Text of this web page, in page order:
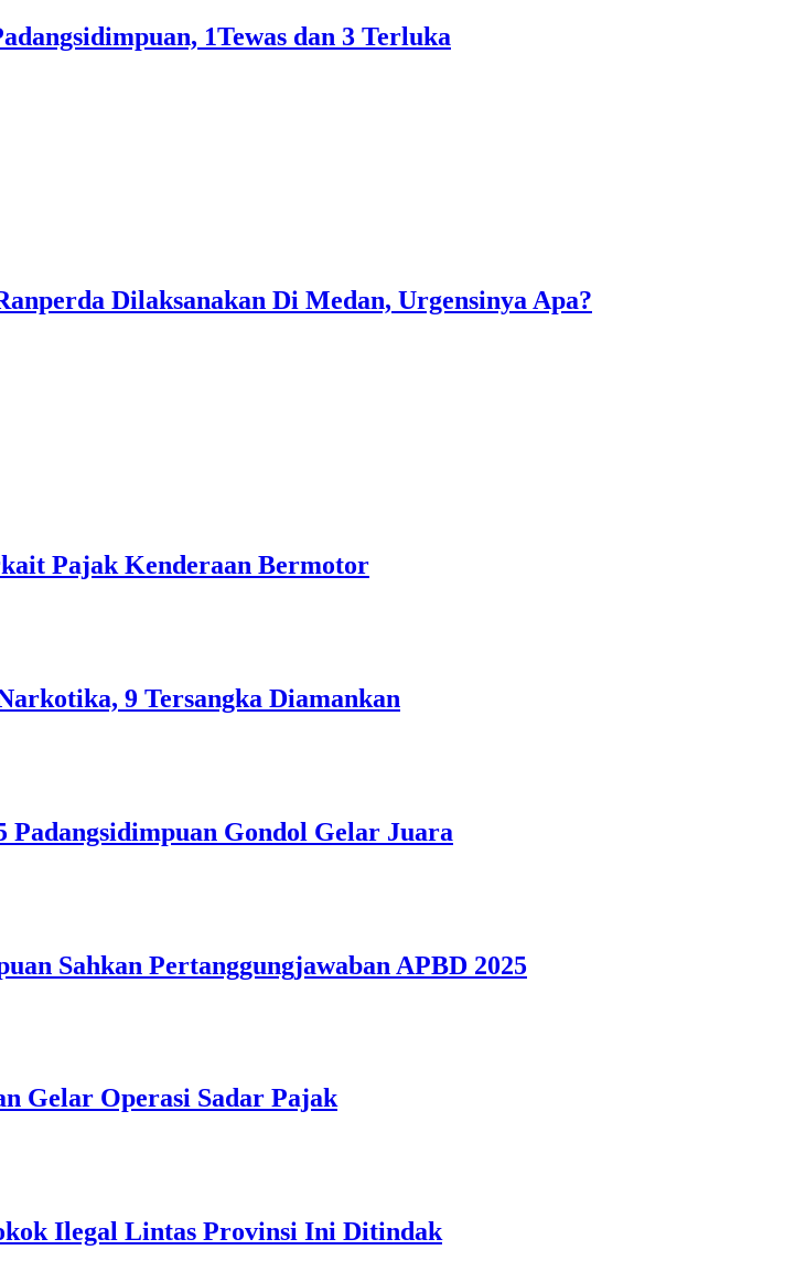
1Tewas dan 3 Terluka
Dilaksanakan Di Medan, Urgensinya Apa?
Pajak Kenderaan Bermotor
9 Tersangka Diamankan
Gondol Gelar Juara
Sahkan Pertanggungjawaban APBD 2025
Gelar Operasi Sadar Pajak
Ilegal Lintas Provinsi Ini Ditindak